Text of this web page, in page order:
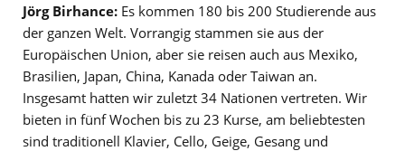
Jörg Birhance: Es kommen 180 bis 200 Studierende aus
der ganzen Welt. Vorrangig stammen sie aus der
Europäischen Union, aber sie reisen auch aus Mexiko,
Brasilien, Japan, China, Kanada oder Taiwan an.
Insgesamt hatten wir zuletzt 34 Nationen vertreten. Wir
bieten in fünf Wochen bis zu 23 Kurse, am beliebtesten
sind traditionell Klavier, Cello, Geige, Gesang und